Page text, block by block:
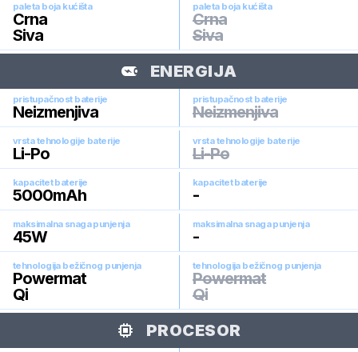
paleta boja kućišta
Crna
Siva
paleta boja kućišta
Crna
Siva
ENERGIJA
pristupačnost baterije
Neizmenjiva
pristupačnost baterije
Neizmenjiva
vrsta tehnologije baterije
Li-Po
vrsta tehnologije baterije
Li-Po
kapacitet baterije
5000mAh
kapacitet baterije
-
maksimalna snaga punjenja
45W
maksimalna snaga punjenja
-
tehnologija bežičnog punjenja
Powermat
Qi
tehnologija bežičnog punjenja
Powermat
Qi
PROCESOR